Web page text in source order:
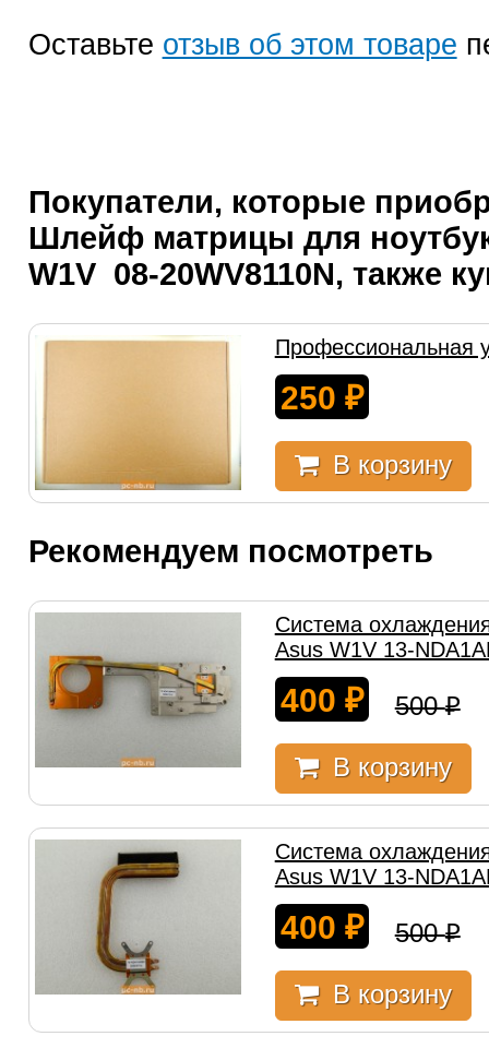
Оставьте отзыв об этом товаре
Покупатели, которые
Шлейф матрицы для
W1V 08-20WV8110N, также
Профессиональная
250 ₽
В корзину
Рекомендуем посмотреть
Система
Asus W1V 13-
400 ₽ 500₽
В корзину
Система
Asus W1V 13-
400 ₽ 500₽
В корзину